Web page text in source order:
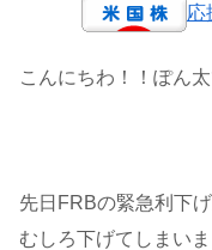
応
こんにちわ！！ぽん太
先日FRBの緊急利下
むしろ下げてしまい